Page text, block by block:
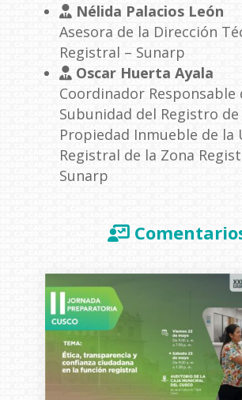
Nélida Palacios León
Asesora de la Dirección
Registral – Sunarp
Oscar Huerta Ayala
Coordinador Responsable
Subunidad del Registro de
Propiedad Inmueble de la
Registral de la Zona
Sunarp